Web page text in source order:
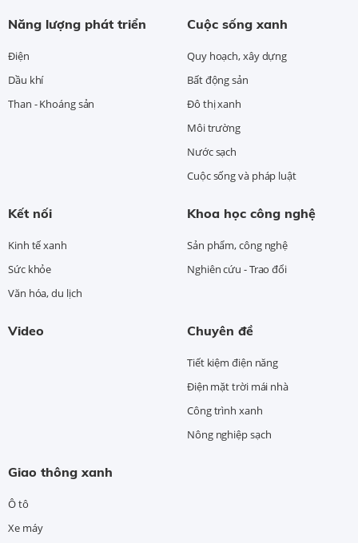
Năng lượng phát triển
Điện
Dầu khí
Than - Khoáng sản
Cuộc sống xanh
Quy hoạch, xây dựng
Bất động sản
Đô thị xanh
Môi trường
Nước sạch
Cuộc sống và pháp luật
Kết nối
Kinh tế xanh
Sức khỏe
Văn hóa, du lịch
Khoa học công nghệ
Sản phẩm, công nghệ
Nghiên cứu - Trao đổi
Video Chuyên đề
Tiết kiệm điện năng
Điện mặt trời mái nhà
Công trình xanh
Nông nghiệp sạch
Giao thông xanh
Ô tô
Xe máy